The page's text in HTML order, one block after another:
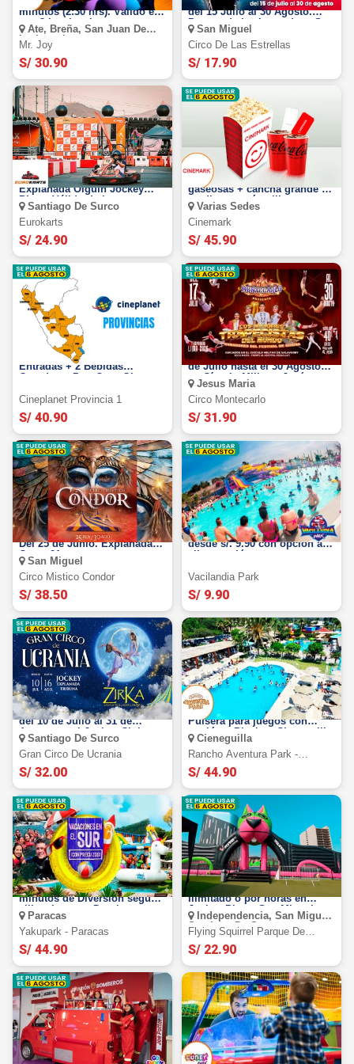
minutos (2:30 hrs). Válido en
sus 3 locales. Lunes a
Domingo.
Ate, Breña, San Juan De
Lurigancho
Mr. Joy
S/ 30.90
del 15 Julio al 30 Agosto.
Parque de las Leyendas - San
Miguel
San Miguel
Circo De Las Estrellas
S/ 17.90
Eurokart: Sesión en Circuito
Explanada Olguín Jockey
Plaza. Válido de Lunes a
Sábado
Santiago De Surco
Eurokarts
S/ 24.90
Cinemark: 2 Entradas + 2
gaseosas + cancha grande o
mediana según elijas
(validación ONLINE o física)
Varias Sedes
Cinemark
S/ 45.90
Cineplanet Provincias: 2
Entradas + 2 Bebidas
Grandes + Pop Corn Gigante
Cineplanet Provincia 1
S/ 40.90
Circo Montecarlo 2026: Del 17
de Julio hasta el 30 Agosto
en Círculo Militar - Jesús
María
Jesus Maria
Circo Montecarlo
S/ 31.90
Circo Místico Condor 2026:
Del 25 de Junio. Explanada
Costa 21
San Miguel
Circo Mistico Condor
S/ 38.50
Vacilandia Park: Full Day
desde s/. 9.90 con opción a
alimentación
Vacilandia Park
S/ 9.90
Gran Circo de Ucrania 2026:
del 10 de Julio al 31 de
Agosto en el Jockey Club-
Surco
Santiago De Surco
Gran Circo De Ucrania
S/ 32.00
Rancho Aventura Park:
Pulsera para juegos con
opción a Piscina. Cieneguilla
Cieneguilla
Rancho Aventura Park -
Cieneguilla
S/ 44.90
Yakupark Paracas: 45 o 90
minutos de Diversión según
elijas. Lunes a Domingo
Paracas
Yakupark - Paracas
S/ 44.90
Flying Squirrel: Full Day
Ilimitado o por horas en
Jockey Plaza, San Miguel e
Independencia.
Independencia, San Miguel,
Santiago De Surco
Flying Squirrel Parque De
Inflables
S/ 22.90